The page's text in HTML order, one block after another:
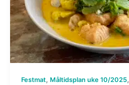
Festmat, Måltidsplan uke 10/2025,